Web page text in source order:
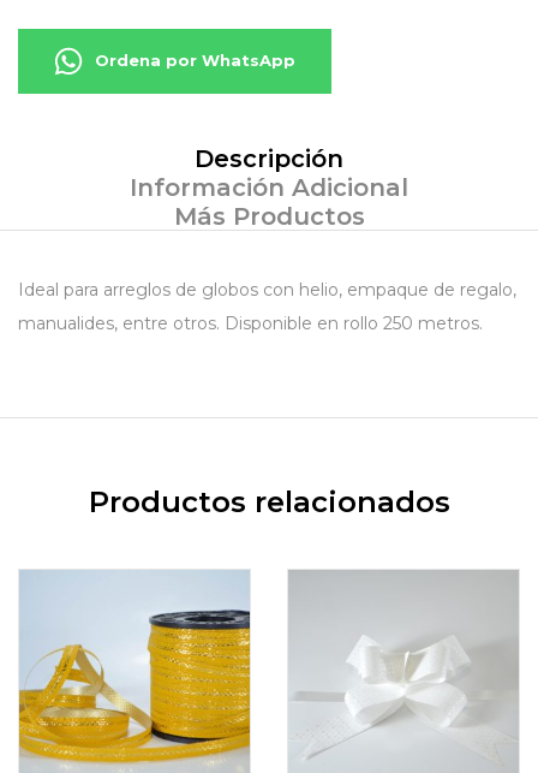
Ordena por WhatsApp
Descripción
Información Adicional
Más Productos
Ideal para arreglos de globos con helio, empaque de regalo,
manualides, entre otros. Disponible en rollo 250 metros.
Productos relacionados